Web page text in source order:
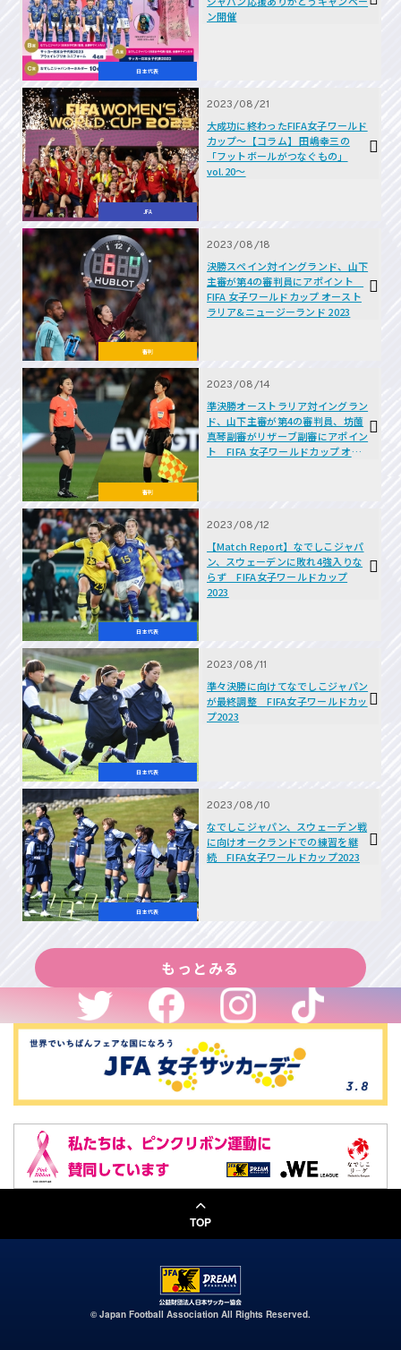
日本代表
ン開催
JFA
2023/08/21
大成功に終わったFIFA女子ワールド
カップ～【コラム】 田嶋幸三の
「フットボールがつなぐもの」
vol.20～
審判
2023/08/18
決勝スペイン対イングランド、山下
主審が第4の審判員にアポイント
FIFA 女子ワールドカップ オースト
ラリア&ニュージーランド 2023
審判
2023/08/14
準決勝オーストラリア対イングラン
ド、山下主審が第4の審判員、坊薗
真琴副審がリザーブ副審にアポイン
ト FIFA 女子ワールドカップ オー
日本代表
2023/08/12
【Match Report】なでしこジャパ
ン、スウェーデンに敗れ4強入りな
らず FIFA女子ワールドカップ
2023
日本代表
2023/08/11
準々決勝に向けてなでしこジャパン
が最終調整 FIFA女子ワールドカッ
プ2023
日本代表
2023/08/10
なでしこジャパン、スウェーデン戦
に向けオークランドでの練習を継
続 FIFA女子ワールドカップ2023
もっとみる
TOP
© Japan Football Association All Rights Reserved.